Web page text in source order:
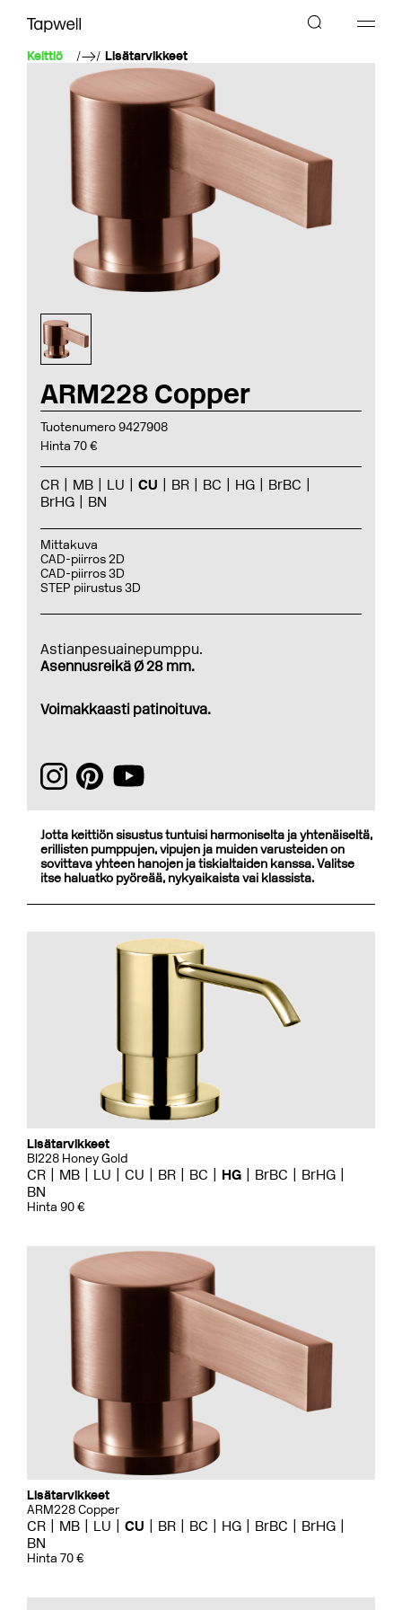
Keittiö Lisätarvikkeet
ARM228 Copper
Tuotenumero 9427908
Hinta 70 €
CR MB LU CU BR BC HG
BrBC
BrHG
BN
Mittakuva
CAD-piirros 2D
CAD-piirros 3D
STEP piirustus 3D
Astianpesuainepumppu.
Asennusreikä Ø 28 mm.
Voimakkaasti patinoituva.
Jotta keittiön sisustus tuntuisi harmoniselta ja yhtenäiseltä,
erillisten pumppujen, vipujen ja muiden varusteiden on
sovittava yhteen hanojen ja tiskialtaiden kanssa. Valitse
itse haluatko pyöreää, nykyaikaista vai klassista.
Lisätarvikkeet
BI228 Honey Gold
CR MB LU CU BR BC HG BrBC
BrHG
BN
Hinta 90 €
Lisätarvikkeet
ARM228 Copper
CR MB LU CU BR BC HG BrBC
BrHG
BN
Hinta 70 €